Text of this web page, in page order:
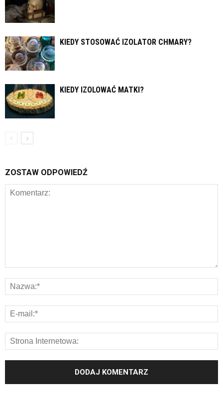
KIEDY STOSOWAĆ IZOLATOR CHMARY?
KIEDY IZOLOWAĆ MATKI?
ZOSTAW ODPOWIEDŹ